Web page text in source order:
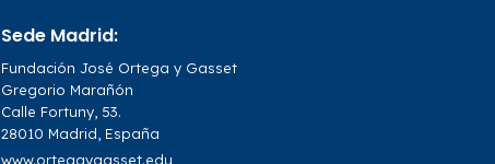
Sede Madrid:
Fundación José Ortega y Gasset
Gregorio Marañón
Calle Fortuny, 53.
28010 Madrid, España
www.ortegaygasset.edu